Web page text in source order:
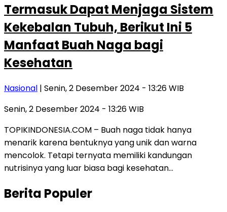
Termasuk Dapat Menjaga Sistem
Kekebalan Tubuh, Berikut Ini 5
Manfaat Buah Naga bagi
Kesehatan
Nasional | Senin, 2 Desember 2024 - 13:26 WIB
Senin, 2 Desember 2024 - 13:26 WIB
TOPIKINDONESIA.COM – Buah naga tidak hanya
menarik karena bentuknya yang unik dan warna
mencolok. Tetapi ternyata memiliki kandungan
nutrisinya yang luar biasa bagi kesehatan…
Berita Populer